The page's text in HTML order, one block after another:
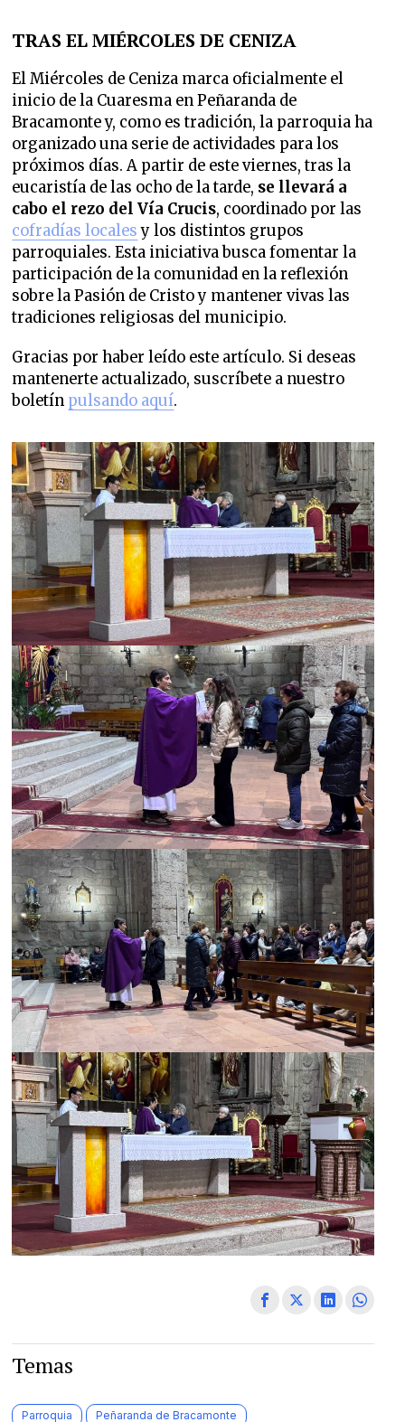
TRAS EL MIÉRCOLES DE CENIZA
El Miércoles de Ceniza marca oficialmente el
inicio de la Cuaresma en Peñaranda de
Bracamonte y, como es tradición, la parroquia ha
organizado una serie de actividades para los
próximos días. A partir de este viernes, tras la
eucaristía de las ocho de la tarde, se llevará a
cabo el rezo del Vía Crucis, coordinado por las
cofradías localesy los distintos grupos
parroquiales. Esta iniciativa busca fomentar la
participación de la comunidad en la reflexión
sobre la Pasión de Cristo y mantener vivas las
tradiciones religiosas del municipio.
Gracias por haber leído este artículo. Si deseas
mantenerte actualizado, suscríbete a nuestro
boletín pulsando aquí.
Temas
Parroquia Peñaranda de Bracamonte